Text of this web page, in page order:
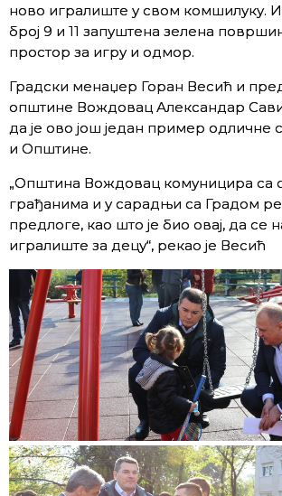
ново игралиште у свом комшилуку.
број 9 и 11 запуштена зелена
простор за игру и одмор.
Градски менаџер Горан Весић и
општине Вождовац Александар
да је ово још један пример одличне
и Општине.
„Општина Вождовац комуницира са
грађанима и у сарадњи са Градом
предлоге, као што је био овај, да се
игралиште за децу“, рекао је Весић